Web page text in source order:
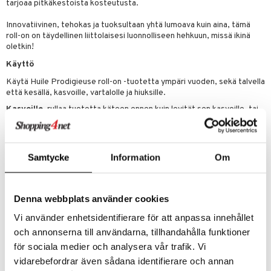
Samtycke Information Om
Denna webbplats använder cookies
Vi använder enhetsidentifierare för att anpassa innehållet
och annonserna till användarna, tillhandahålla funktioner
för sociala medier och analysera vår trafik. Vi
vidarebefordrar även sådana identifierare och annan
tarjoaa pitkäkestoista kosteutusta.
Innovatiivinen, tehokas ja tuoksultaan yhtä lumoava kuin aina, tämä
roll-on on täydellinen liittolaisesi luonnolliseen hehkuun, missä ikinä
oletkin!
Käyttö
Käytä Huile Prodigieuse roll-on -tuotetta ympäri vuoden, sekä talvella
että kesällä, kasvoille, vartalolle ja hiuksille.
Kasvoille , rullaa tuotetta käteen ennen kuin levität sen kasvoille, tai
rullaa suoraan kasvoille ja hiero varovasti.
, levitä rullaamalla roll-on suoraan vartalolle pehmein,
Hiuksille, rullaa kämmenelle ja levitä sitten pituuksiin ja latvoihin niin
usein kuin tarpeen.
OIL, DICAPRYLYL ETHER, CAPRYLIC/CAPRIC TRIGLYCERIDE,
PRUNUS AMYGDALUS DULCIS (SWEET ALMOND) OIL, CORYLUS
AVELLANA (HAZELNUT) SEED OIL, MICA, CAMELLIA OLEIFERA
SEED OIL, PARFUM/FRAGRANCE, CAMELLIA JAPONICA SEED
OIL, CASTOR OIL/IPDI COPOLYMER, CI 77891/TITANIUM DIOXIDE,